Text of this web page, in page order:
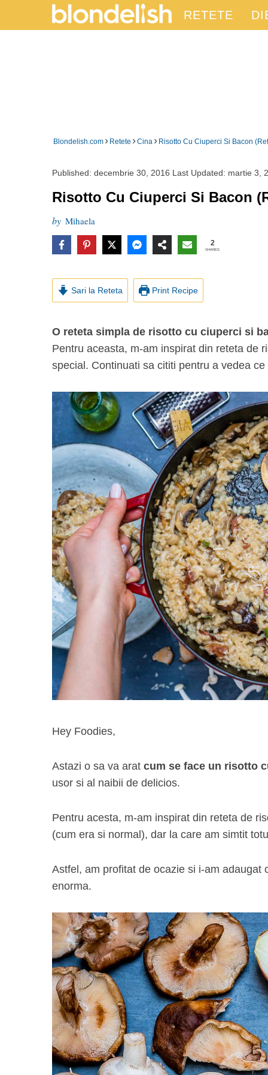
RETETE
Blondelish.com › Retete ›Cina › Risotto Cu Ciuperci Si Bacon
Published: decembrie 30, 2016 Last Updated: martie 3,
Risotto Cu Ciuperci Si Bacon
by Mihaela
2
SHARES
Sari la Reteta Print Recipe
O reteta simpla de risotto cu ciuperci si
Pentru aceasta, m-am inspirat din reteta de
special. Continuati sa cititi pentru a vedea ce
Hey Foodies,
Astazi o sa va arat cum se face un risotto
usor si al naibii de delicios.
Pentru acesta, m-am inspirat din reteta de
(cum era si normal), dar la care am simtit
Astfel, am profitat de ocazie si i-am
enorma.